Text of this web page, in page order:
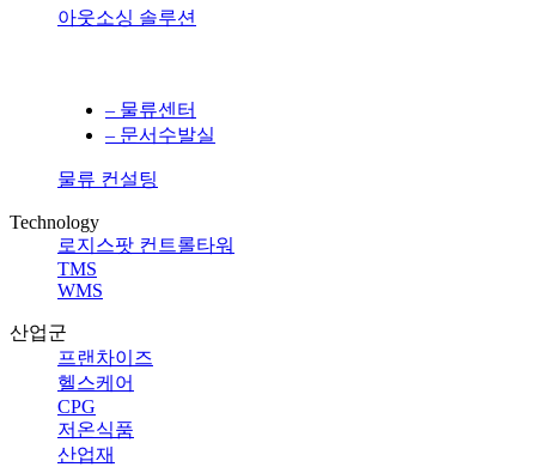
아웃소싱 솔루션
– 물류센터
– 문서수발실
물류 컨설팅
Technology
로지스팟 컨트롤타워
TMS
WMS
산업군
프랜차이즈
헬스케어
CPG
저온식품
산업재